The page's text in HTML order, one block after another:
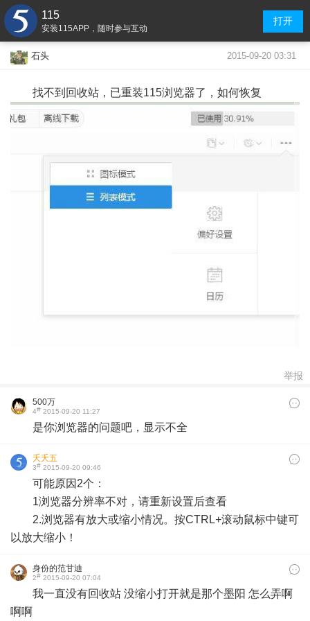
115
安装115APP，随时参与互动
打开
石头 2015-09-20 03:31
找不到回收站，已重装115浏览器了，如何恢复
举报
500万
4# 2015-09-20 11:27
是你浏览器的问题吧，显示不全
夭夭五
3# 2015-09-20 09:46
可能原因2个：
1浏览器分辨率不对，请重新设置后查看
2.浏览器有放大或缩小情况。按CTRL+滚动鼠标中键可
以放大缩小！
身份的范甘迪
2# 2015-09-20 07:04
我一直没有回收站 没缩小打开就是那个墨阳 怎么弄啊
啊啊